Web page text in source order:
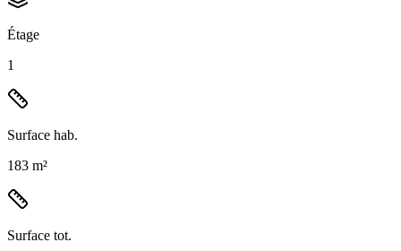
Étage
1
Surface hab.
183 m²
Surface tot.